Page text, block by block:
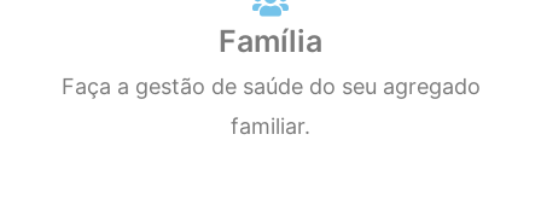
Família
Faça a gestão de saúde do seu agregado
familiar.